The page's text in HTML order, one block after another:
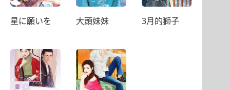
星に願いを 大頭妹妹 3月的獅子